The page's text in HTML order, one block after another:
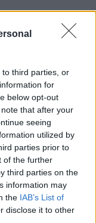
third parties, or
for
below opt-out
that after your
seeing
utilized by
parties prior to
of the further
third parties on the
information may
the IAB’s List of
disclose it to other
beach bar
πνίγηκε στην